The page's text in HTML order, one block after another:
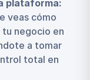
plataforma:
veas cómo
negocio en
a tomar
total en